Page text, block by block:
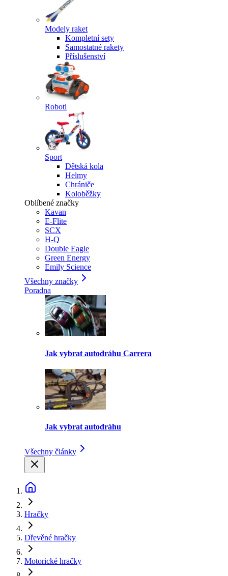
Modely raket
Kompletní sety
Samostatné rakety
Příslušenství
Roboti
Sport
Dětská kola
Helmy
Chrániče
Koloběžky
Oblíbené značky
Kavan
E-Flite
SCX
H-Q
Double Eagle
Green Energy
Emily Science
Všechny značky
Poradna
Jak vybrat autodráhu Carrera
Jak vybrat autodráhu
Všechny články
Hračky
Dřevěné hračky
Motorické hračky